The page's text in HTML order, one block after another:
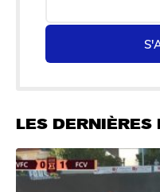
LES DERNIÈRES